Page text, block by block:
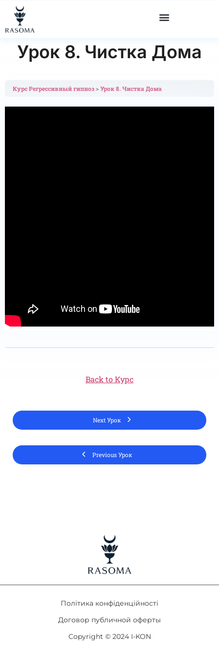
" "
Урок 8. Чистка Дома
Курс Регрессивный гипноз Урок 8. Чистка Дома
Previous Урок
Back to Курс
Next Урок
Політика конфіденційності
Договор публичной оферты
Copyright © 2024 I-KON